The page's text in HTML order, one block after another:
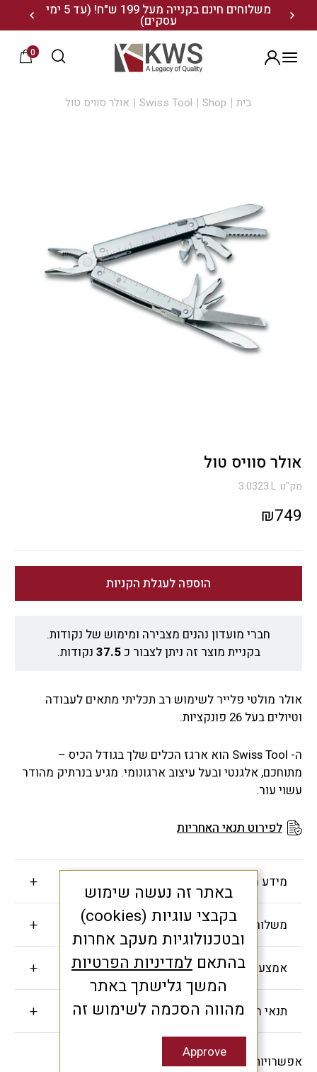
משלוחים חינם בקנייה מעל 199 ש"ח! (עד 5 ימי
עסקים) 20% הנחה על מגוון התיקים השוויצריים לחצו כאן>>
0
בית Shop
Swiss Tool אולר סוויס טול
אולר סוויס טול
מק"ט:3.0323.L
₪749
הוספה לעגלת הקניות
חברי מועדון נהנים מצבירה ומימוש של נקודות.
בקניית מוצר זה ניתן לצבור כ37.5 נקודות.
אולר מולטי פלייר לשימוש רב תכליתי מתאים לעבודה
וטיולים בעל 26 פונקציות.
ה- Swiss Tool הוא ארגז הכלים שלך בגודל הכיס –
מתוחכם, אלגנטי ובעל עיצוב ארגונומי. מגיע בנרתיק מהודר
עשוי עור.
לפירוט תנאי האחריות
מידע חשוב
משלוחים והחזרות
אמצעי תשלום
תנאי האחריות
אפשרויות שיתוף -
באתר זה נעשה שימוש
בקבצי עוגיות (cookies)
ובטכנולוגיות מעקב אחרות
בהתאם למדיניות הפרטיות
המשך גלישתך באתר
מהווה הסכמה לשימוש זה
Approve